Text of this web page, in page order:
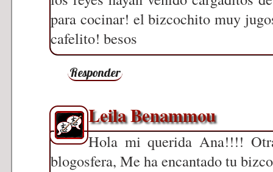
para cocinar! el bizcochito muy
cafelito! besos
Responder
Leila Benammou
Hola mi querida Ana!!!!
blogosfera, Me ha encantado tu